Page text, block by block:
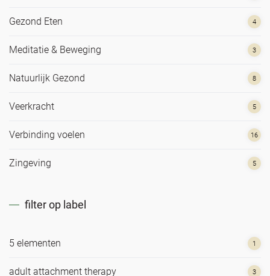
Gezond Eten 4
Meditatie & Beweging 3
Natuurlijk Gezond 8
Veerkracht 5
Verbinding voelen 16
Zingeving 5
filter op label
5 elementen 1
adult attachment therapy 3